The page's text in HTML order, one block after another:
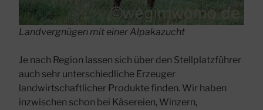
Landvergnügen mit einer Alpakazucht
Je nach Region lassen sich über den Stellplatzführer
auch sehr unterschiedliche Erzeuger
landwirtschaftlicher Produkte finden. Wir haben
inzwischen schon bei Käsereien, Winzern,